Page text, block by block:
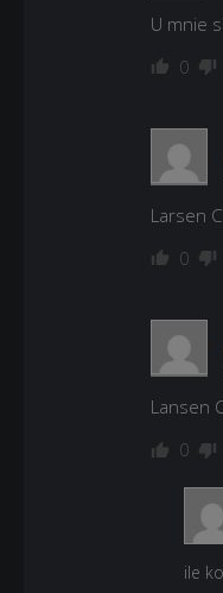
U mnie
0
Larsen C
0
Lansen
0
ile